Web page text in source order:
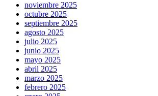
noviembre 2025
octubre 2025
septiembre 2025
agosto 2025
julio 2025
junio 2025
mayo 2025
abril 2025
marzo 2025
febrero 2025